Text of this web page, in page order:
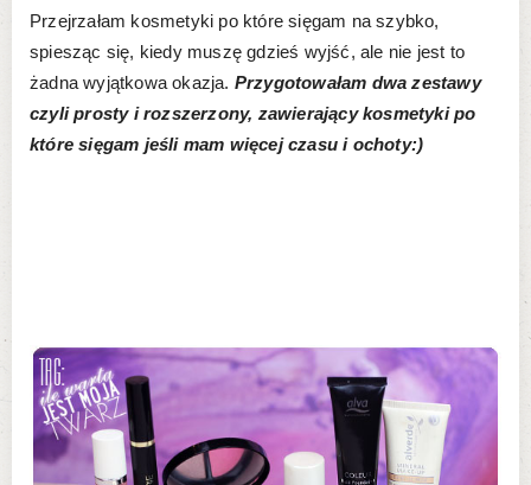
Przejrzałam kosmetyki po które sięgam na szybko,
spiesząc się, kiedy muszę gdzieś wyjść, ale nie jest to
żadna wyjątkowa okazja. Przygotowałam dwa zestawy
czyli prosty i rozszerzony, zawierający kosmetyki po
które sięgam jeśli mam więcej czasu i ochoty:)